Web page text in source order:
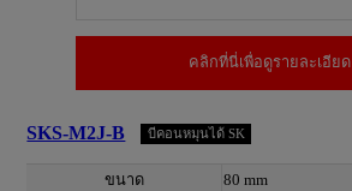
คลิกที่นี่เพื่อดูรายละเอียด
SKS-M2J-B บีคอนหมุนได้ SK
ขนาด
80 mm